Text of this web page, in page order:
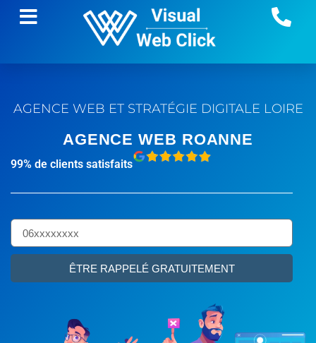
AGENCE WEB ET STRATÉGIE DIGITALE LOIRE
AGENCE WEB ROANNE
99% de clients satisfaits
ÊTRE RAPPELÉ GRATUITEMENT